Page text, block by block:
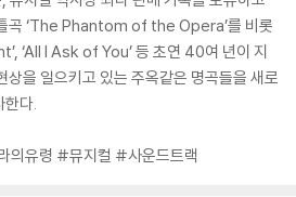
곡 ‘The Phantom of the Opera’를 비롯
‘All I Ask of You’ 등 초연 40여 년이 지
상을 일으키고 있는 주옥같은 명곡들을 새로
한다.
의유령 #뮤지컬 #사운드트랙